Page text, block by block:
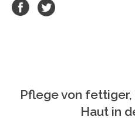
Pflege von
Haut in